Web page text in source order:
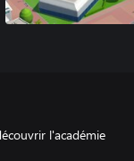
l'académie